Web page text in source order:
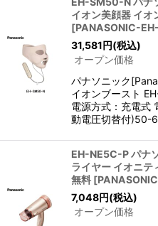
イオン美顔器 イオ
[PANASONIC-
31,581円(税込)
オープン価格
パナソニック
イオンブースト
電源方式：充電式
動電圧切替付)50-
EH-NE5C-P パナ
ライヤー イオニテ
無料 [
7,048円(税込)
オープン価格